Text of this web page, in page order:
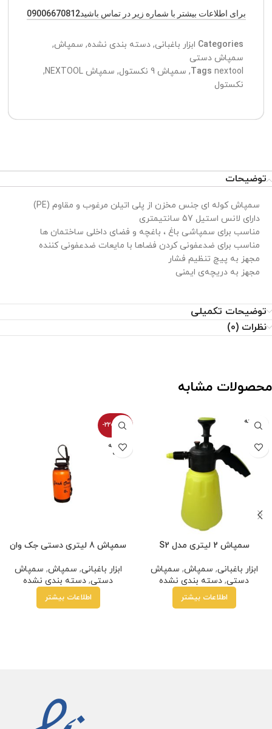
برای اطلاعات بیشتر با شماره زیر در تماس باشید09006670812
Categories ابزار باغبانی, دسته بندی نشده, سمپاش,
سمپاش دستی
Tags nextool
, سمپاش 9 نکستول , سمپاش NEXTOOL
,
نکستول
توضیحات
سمپاش کوله ای جنس مخزن از پلی اتیلن مرغوب و مقاوم (PE)
دارای لانس استیل 57 سانتیمتری
مناسب برای سمپاشی باغ ، باغچه و فضای داخلی ساختمان ها
مناسب برای ضدعفونی کردن فضاها با مایعات ضدعفونی کننده
مجهز به پیچ تنظیم فشار
مجهز به دریچه‌ی ایمنی
توضیحات تکمیلی
نظرات (0)
محصولات مشابه
فروخته
شده
سمپاش 2 لیتری مدل S2
ابزار باغبانی, سمپاش, سمپاش
دستی, دسته بندی نشده
اطلاعات بیشتر
-2200100%
فروخته
شده
سمپاش 8 لیتری دستی جک وان
ابزار باغبانی, سمپاش, سمپاش
دستی, دسته بندی نشده
اطلاعات بیشتر